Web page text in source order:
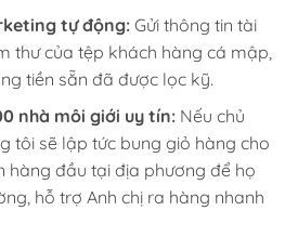
tự động:Gửi thông tin tài
thư của tệp khách hàng cá mập,
tiền sẵn đã được lọc kỹ.
nhà môi giới uy tín:Nếu chủ
tôi sẽ lập tức bung giỏ hàng cho
hàng đầu tại địa phương để họ
hỗ trợ Anh chị ra hàng nhanh